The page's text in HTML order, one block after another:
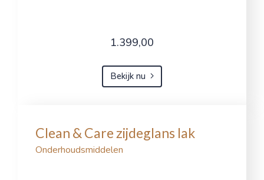
1.399,00
Bekijk nu
Clean & Care zijdeglans lak
Onderhoudsmiddelen